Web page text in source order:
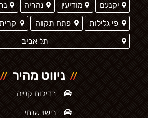
יקנעם
מודיעין נהריה
פי גלילות
פתח תקווה
תל אביב
ניווט מהיר
בדיקות קנייה
רישוי שנתי